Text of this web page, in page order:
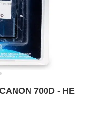
700D - НЕ